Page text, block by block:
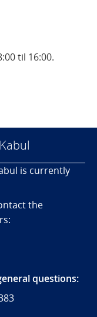
til 16:00.
is currently
the
questions: